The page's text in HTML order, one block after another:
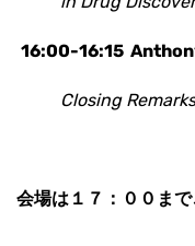
16:00-16:15
Closing Remarks
会場は１７：００ま